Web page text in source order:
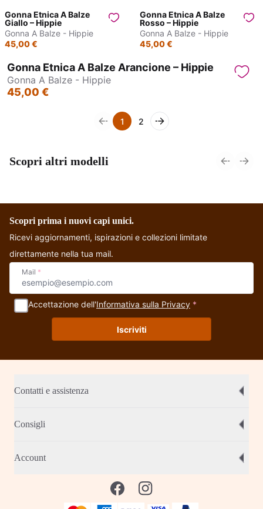
Gonna Etnica A Balze
Giallo – Hippie
Gonna A Balze - Hippie
45,00 €
Gonna Etnica A Balze
Rosso – Hippie
Gonna A Balze - Hippie
45,00 €
Gonna Etnica A Balze Arancione – Hippie
Gonna A Balze - Hippie
45,00 €
1 2
Scopri altri modelli
Scopri prima i nuovi capi unici.
Ricevi aggiornamenti, ispirazioni e collezioni limitate
direttamente nella tua mail.
Mail *
Accettazione dell'Informativa sulla Privacy *
Iscriviti
Contatti e assistenza
Consigli
Account